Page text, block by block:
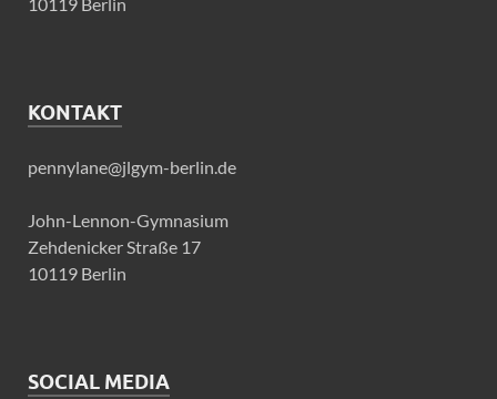
KONTAKT
pennylane@jlgym-berlin.de
John-Lennon-Gymnasium
Zehdenicker Straße 17
10119 Berlin
SOCIAL MEDIA